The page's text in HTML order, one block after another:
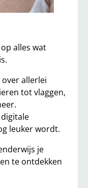
alles wat
allerlei
tot vlaggen,
leuker wordt.
je
te ontdekken